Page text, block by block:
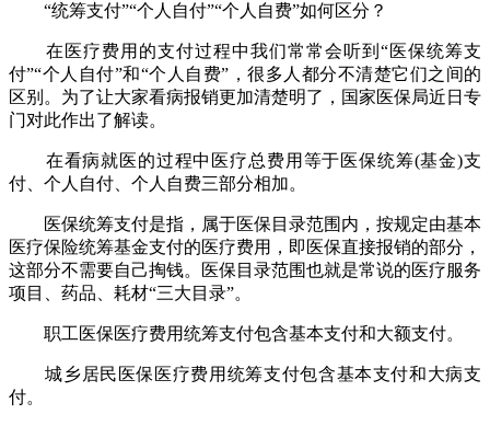
“统筹支付”“个人自付”“个人自费”如何区分？
在医疗费用的支付过程中我们常常会听到“医保统筹支
付”“个人自付”和“个人自费”，很多人都分不清楚它们之间的
区别。为了让大家看病报销更加清楚明了，国家医保局近日专
门对此作出了解读。
在看病就医的过程中医疗总费用等于医保统筹(基金)支
付、个人自付、个人自费三部分相加。
医保统筹支付是指，属于医保目录范围内，按规定由基本
医疗保险统筹基金支付的医疗费用，即医保直接报销的部分，
这部分不需要自己掏钱。医保目录范围也就是常说的医疗服务
项目、药品、耗材“三大目录”。
职工医保医疗费用统筹支付包含基本支付和大额支付。
城乡居民医保医疗费用统筹支付包含基本支付和大病支
付。